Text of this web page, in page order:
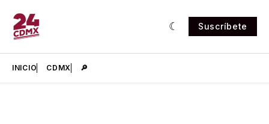
Suscríbete
INICIO CDMX 🔎